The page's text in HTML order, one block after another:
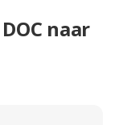
naar